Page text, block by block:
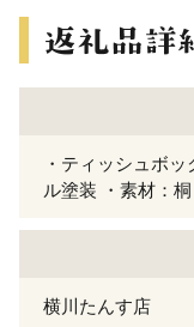
・ティッシュボ
ル塗装 ・素材：
横川たんす店